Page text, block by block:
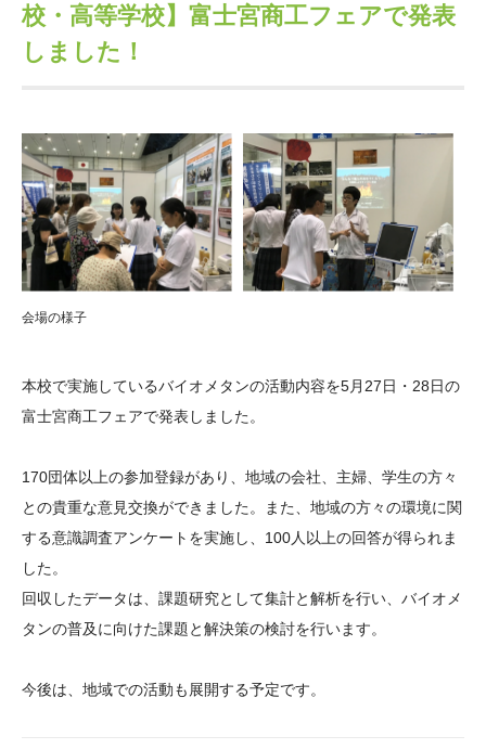
中谷財団40年史
年報一覧 中谷財団レポート
研究助成
ム
科学教育振興助成・
次世代理系人材育成プ
ログラム助成
その他情報
アクセス よくあるご質問
サイトマップ 中谷財団アーカイブ
日本語 English マイページ
校・高等学校】富士宮商工フェアで発表
しました！
会場の様子
本校で実施しているバイオメタンの活動内容を5月27日・28日の
富士宮商工フェアで発表しました。
170団体以上の参加登録があり、地域の会社、主婦、学生の方々
との貴重な意見交換ができました。また、地域の方々の環境に関
する意識調査アンケートを実施し、100人以上の回答が得られま
した。
回収したデータは、課題研究として集計と解析を行い、バイオメ
タンの普及に向けた課題と解決策の検討を行います。
今後は、地域での活動も展開する予定です。